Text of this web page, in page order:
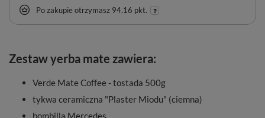
Po zakupie otrzymasz 94.16 pkt.
Zestaw yerba mate zawiera:
Verde Mate Coffee - tostada 500g
tykwa ceramiczna "Plaster Miodu" (ciemna)
bombilla Mercedes